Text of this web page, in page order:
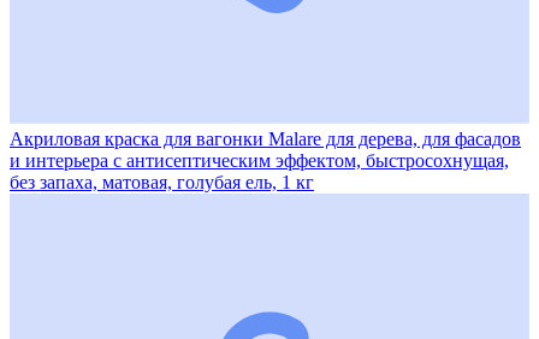
Акриловая краска для вагонки Malare для дерева, для фасадов
и интерьера с антисептическим эффектом, быстросохнущая,
без запаха, матовая, голубая ель, 1 кг